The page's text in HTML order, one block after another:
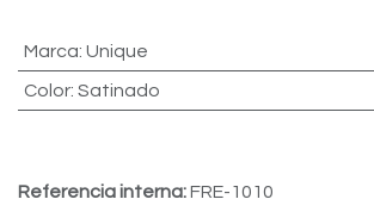
Marca: Unique
Color: Satinado
Referencia interna:FRE-1010